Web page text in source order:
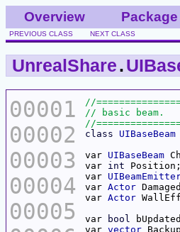
Overview Package
PREVIOUS CLASS NEXT CLASS
UnrealShare.
00001
00002
00003
00004
00005
class
UIBaseBeam
var UIBaseBeam
var int
var
var Actor
var Actor
var
bool
var vector